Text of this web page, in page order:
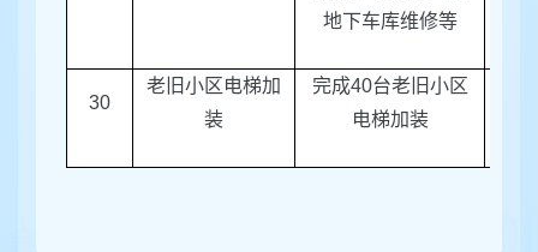
地下车库维修等
30
老旧小区电梯加
装
完成40台老旧小区
电梯加装